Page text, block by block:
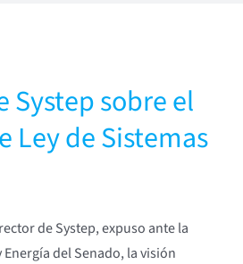
Systep sobre el
Ley de Sistemas
de Systep, expuso ante la
del Senado, la visión